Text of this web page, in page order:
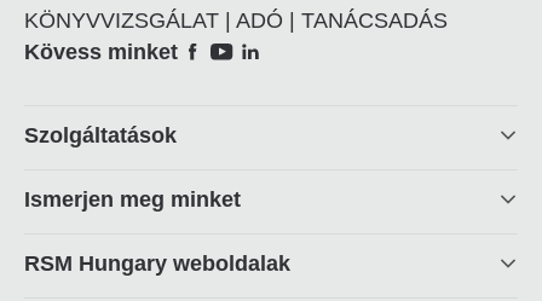
KÖNYVVIZSGÁLAT | ADÓ | TANÁCSADÁS
Social
Kövess minket
Footer
Szolgáltatások
Ismerjen meg minket
RSM Hungary weboldalak